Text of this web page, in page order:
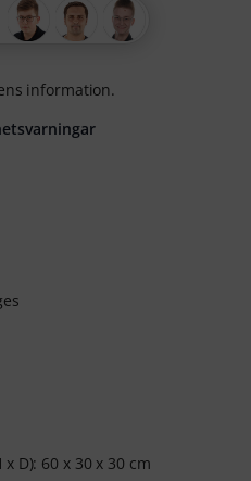
D): 60 x 30 x 30 cm
information.